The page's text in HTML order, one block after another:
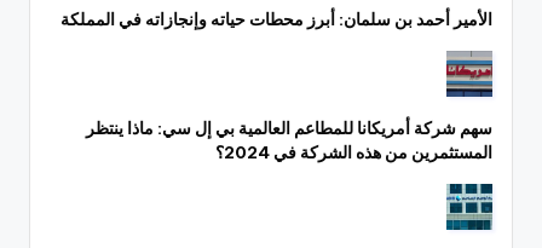
الأمير أحمد بن سلمان: أبرز محطات حياته وإنجازاته في المملكة
سهم شركة أمريكانا للمطاعم العالمية بي إل سي: ماذا ينتظر
المستثمرين من هذه الشركة في 2024؟